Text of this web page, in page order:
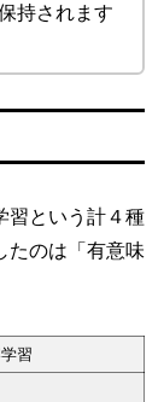
持されます
習という計４種
たのは「有意味
習